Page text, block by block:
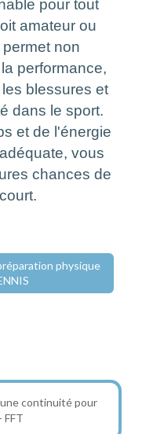
pour tout
amateur ou
non
performance,
blessures et
dans le sport.
et de l'énergie
vous
chances de
physique
continuité pour
FFT